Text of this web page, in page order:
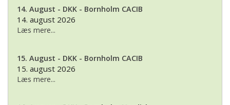
14. August - DKK - Bornholm CACIB
14. august 2026
Læs mere...
15. August - DKK - Bornholm CACIB
15. august 2026
Læs mere...